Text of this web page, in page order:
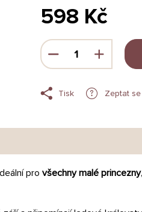
JE
0,0
5
HVĚZDIČEK.
598 Kč
Měrná
cena:
Tisk Zeptat se
pro všechny malé princezny